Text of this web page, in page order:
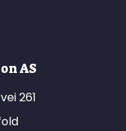
AS
261